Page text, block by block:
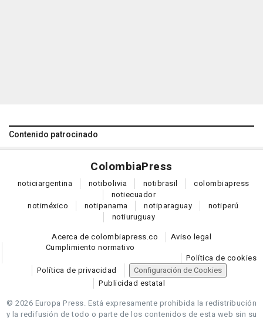
Contenido patrocinado
ColombiaPress
noticiargentina notibolivia notibrasil colombiapress
notiecuador
notiméxico notipanama notiparaguay notiperú
notiuruguay
Acerca de colombiapress.co
Aviso legal
Cumplimiento normativo
Política de cookies
Política de privacidad
Configuración de Cookies
Publicidad estatal
© 2026 Europa Press. Está expresamente prohibida la redistribución
y la redifusión de todo o parte de los contenidos de esta web sin su